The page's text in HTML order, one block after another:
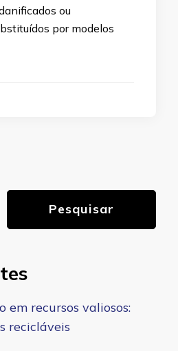
ou
por modelos
Pesquisar
em recursos valiosos:
recicláveis